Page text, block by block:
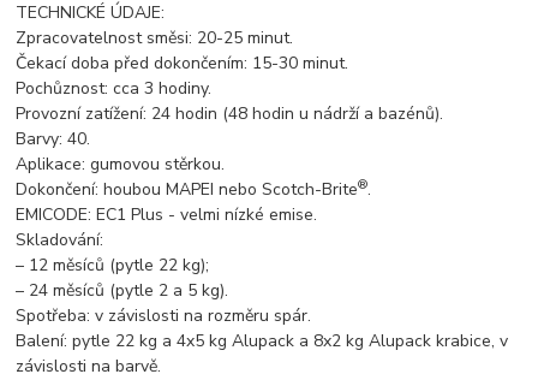
TECHNICKÉ ÚDAJE:
Zpracovatelnost směsi: 20-25 minut.
Čekací doba před dokončením: 15-30 minut.
Pochůznost: cca 3 hodiny.
Provozní zatížení: 24 hodin (48 hodin u nádrží a bazénů).
Barvy: 40.
Aplikace: gumovou stěrkou.
Dokončení: houbou MAPEI nebo Scotch-Brite®.
EMICODE: EC1 Plus - velmi nízké emise.
Skladování:
– 12 měsíců (pytle 22 kg);
– 24 měsíců (pytle 2 a 5 kg).
Spotřeba: v závislosti na rozměru spár.
Balení: pytle 22 kg a 4x5 kg Alupack a 8x2 kg Alupack krabice, v
závislosti na barvě.